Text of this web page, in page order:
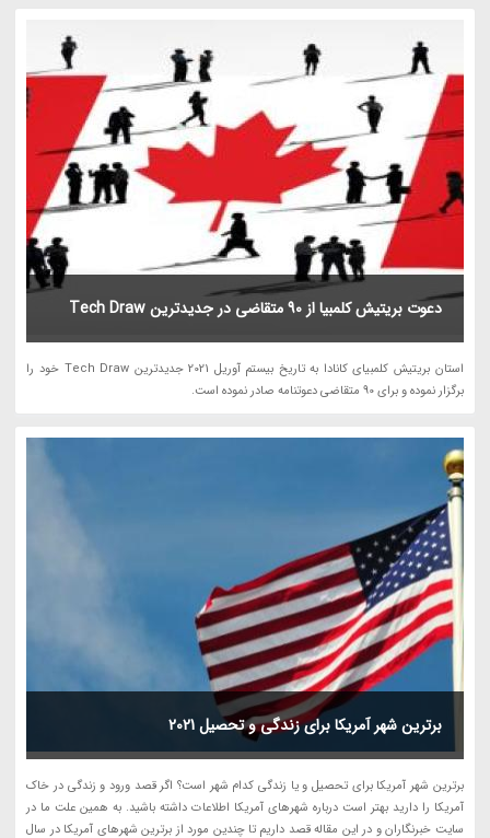
دعوت بریتیش کلمبیا از 90 متقاضی در جدیدترین Tech Draw
استان بریتیش کلمبیای کانادا به تاریخ بیستم آوریل 2021 جدیدترین Tech Draw خود را
برگزار نموده و برای 90 متقاضی دعوتنامه صادر نموده است.
برترین شهر آمریکا برای زندگی و تحصیل 2021
برترین شهر آمریکا برای تحصیل و یا زندگی کدام شهر است؟ اگر قصد ورود و زندگی در خاک
آمریکا را دارید بهتر است درباره شهرهای آمریکا اطلاعات داشته باشید. به همین علت ما در
سایت خبرنگاران و در این مقاله قصد داریم تا چندین مورد از برترین شهرهای آمریکا در سال